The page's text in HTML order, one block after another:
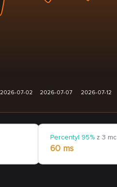
2026-07-02 2026-07-07 2026-07-12
Percentyl 95% z 3 mc
60 ms